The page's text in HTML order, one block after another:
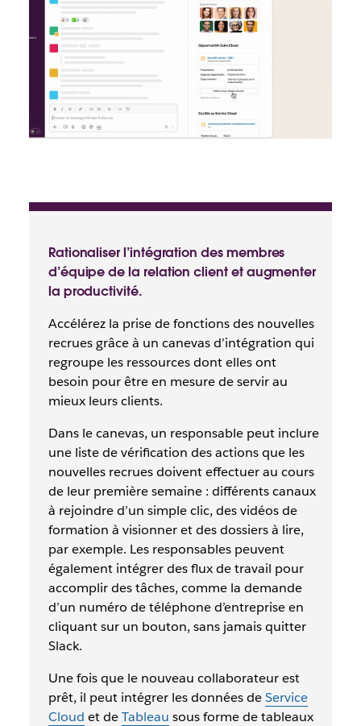
Rationaliser l’intégration des membres
d’équipe de la relation client et augmenter
la productivité.
Accélérez la prise de fonctions des nouvelles
recrues grâce à un canevas d’intégration qui
regroupe les ressources dont elles ont
besoin pour être en mesure de servir au
mieux leurs clients.
Dans le canevas, un responsable peut inclure
une liste de vérification des actions que les
nouvelles recrues doivent effectuer au cours
de leur première semaine : différents canaux
à rejoindre d’un simple clic, des vidéos de
formation à visionner et des dossiers à lire,
par exemple. Les responsables peuvent
également intégrer des flux de travail pour
accomplir des tâches, comme la demande
d’un numéro de téléphone d’entreprise en
cliquant sur un bouton, sans jamais quitter
Slack.
Une fois que le nouveau collaborateur est
prêt, il peut intégrer les données deService
Cloud et deTableau sous forme de tableaux